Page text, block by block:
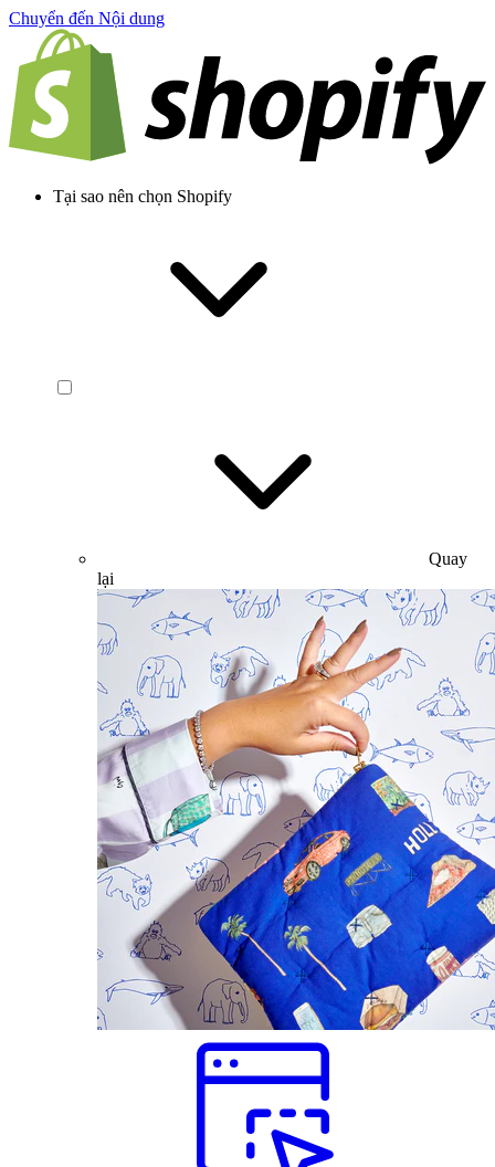
Chuyển đến Nội dung
Tại sao nên chọn Shopify
Quay
lại